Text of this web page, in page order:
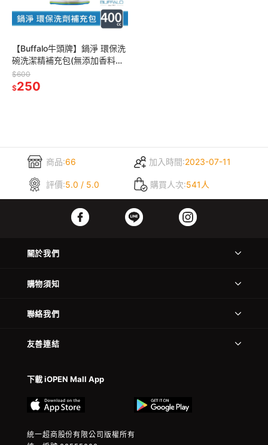
【Buffalo牛頭牌】鍋淨 環保洗
碗洗潔精補充包(無添加香料與
化學藥劑)
$600
$250
商品:66 加入時間:2023-07-11
評價:5.0 / 5.0 購買人次:541人
關於我們
購物須知
聯絡我們
友善連結
下載 iOPEN Mall App
統一超商股份有限公司版權所有